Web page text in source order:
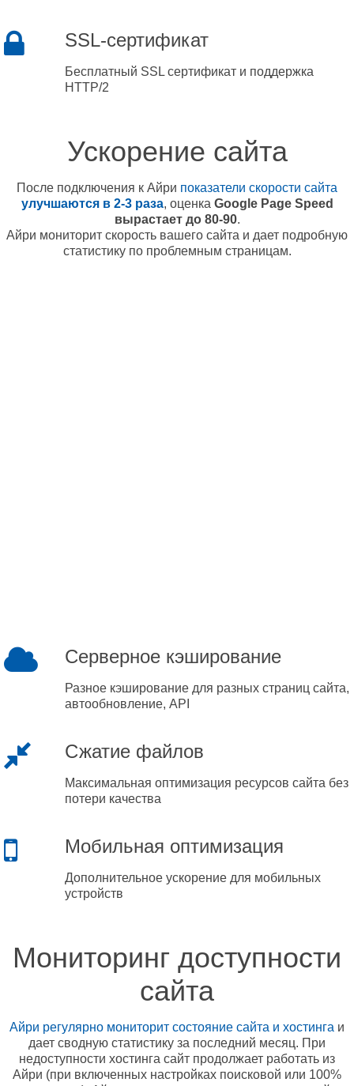
SSL-сертификат
Бесплатный SSL сертификат и поддержка
HTTP/2
Ускорение сайта
После подключения к Айри показатели скорости сайта
улучшаются в 2-3 раза, оценка Google Page Speed
вырастает до 80-90.
Айри мониторит скорость вашего сайта и дает подробную
статистику по проблемным страницам.
Серверное кэширование
Разное кэширование для разных страниц сайта,
автообновление, API
Сжатие файлов
Максимальная оптимизация ресурсов сайта без
потери качества
Мобильная оптимизация
Дополнительное ускорение для мобильных
устройств
Мониторинг доступности
сайта
Айри регулярно мониторит состояние сайта и хостинга и
дает сводную статистику за последний месяц. При
недоступности хостинга сайт продолжает работать из
Айри (при включенных настройках поисковой или 100%